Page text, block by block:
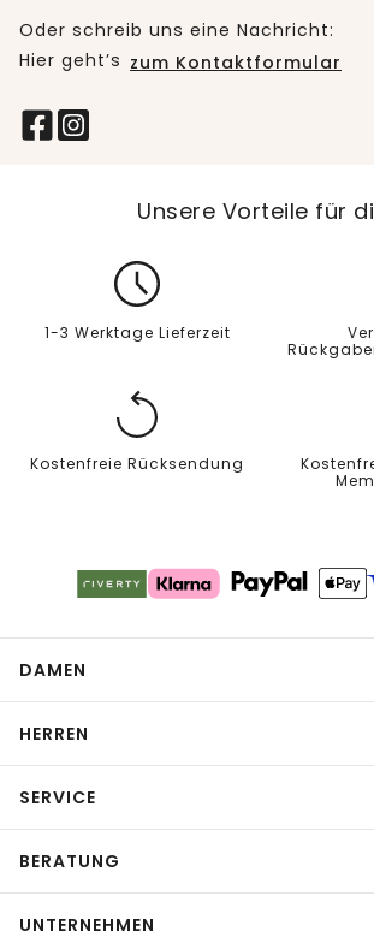
Oder schreib uns eine Nachricht:
Hier geht’s zum Kontaktformular
Unsere Vorteile für
1-3 Werktage Lieferzeit
Kostenfreie Rücksendung
DAMEN
HERREN
SERVICE
BERATUNG
UNTERNEHMEN